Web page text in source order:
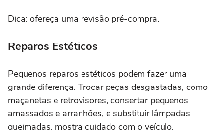
Dica: ofereça uma revisão pré-compra.
Reparos Estéticos
Pequenos reparos estéticos podem fazer uma
grande diferença. Trocar peças desgastadas, como
maçanetas e retrovisores, consertar pequenos
amassados e arranhões, e substituir lâmpadas
queimadas, mostra cuidado com o veículo.